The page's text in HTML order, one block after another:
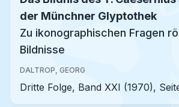
der Münchner Glyptothek
Zu ikonographischen Fragen
Bildnisse
DALTROP, GEORG
Dritte Folge, Band XXI (1970),